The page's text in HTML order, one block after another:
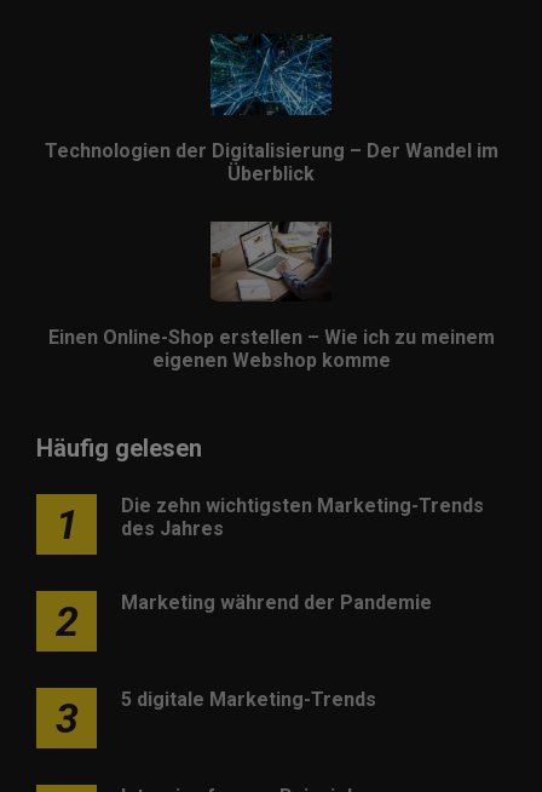
Technologien der Digitalisierung – Der Wandel im
Überblick
Einen Online-Shop erstellen – Wie ich zu meinem
eigenen Webshop komme
Häufig gelesen
1
Die zehn wichtigsten Marketing-Trends
des Jahres
2 Marketing während der Pandemie
3 5 digitale Marketing-Trends